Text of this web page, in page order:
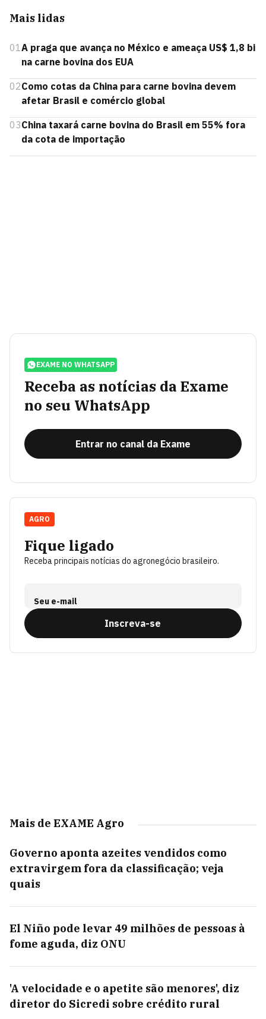
Mais lidas
01A praga que avança no México e ameaça US$ 1,8 bi
na carne bovina dos EUA
02Como cotas da China para carne bovina devem
afetar Brasil e comércio global
03China taxará carne bovina do Brasil em 55% fora
da cota de importação
EXAME NO WHATSAPP
Receba as notícias da Exame
no seu WhatsApp
Entrar no canal da Exame
Fique ligado
Receba principais notícias do agronegócio brasileiro.
Seu e-mail
Inscreva-se
AGRO
Mais de EXAME Agro
Governo aponta azeites vendidos como
extravirgem fora da classificação; veja
quais
El Niño pode levar 49 milhões de pessoas à
fome aguda, diz ONU
'A velocidade e o apetite são menores', diz
diretor do Sicredi sobre crédito rural